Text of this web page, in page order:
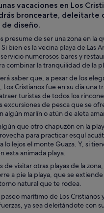
turquesas transparentes, gente
vacaciones en Los
broncearte, deleitarte
diseño.
presume de ser una zona en
bien es la vecina playa de Las
numerosos bares y
combinar la tranquilidad de la
saber que, a pesar de los
Cristianos fue en su día una
turistas de todos los
excursiones de pesca que se
algún marlín o atún de aleta
que otro chapuzón en la
para practicar esquí
lo lejos el monte Guaza. Y, si
esta animada playa.
de visitar otras playas de la
a pie la playa, que se
natural que te rodea.
paseo marítimo de Los
ya sea deleitándote con